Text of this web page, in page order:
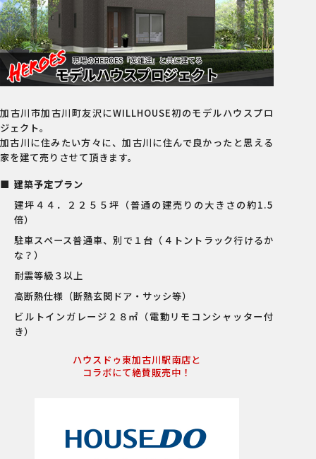
加古川市加古川町友沢にWILLHOUSE初のモデルハウスプロ
ジェクト。
加古川に住みたい方々に、加古川に住んで良かったと思える
家を建て売りさせて頂きます。
建築予定プラン
建坪４４．２２５５坪（普通の建売りの大きさの約1.5
倍）
駐車スペース普通車、別で１台（４トントラック行けるか
な？）
耐震等級３以上
高断熱仕様（断熱玄関ドア・サッシ等）
ビルトインガレージ２８㎡（電動リモコンシャッター付
き）
ハウスドゥ東加古川駅南店と
コラボにて絶賛販売中！